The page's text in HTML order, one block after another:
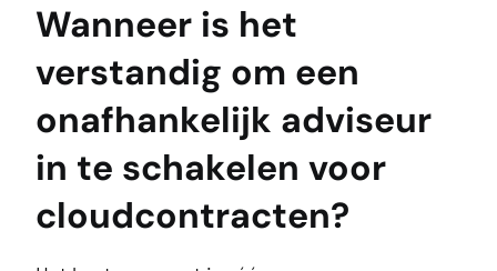
Wanneer is het
verstandig om een
onafhankelijk adviseur
in te schakelen voor
cloudcontracten?